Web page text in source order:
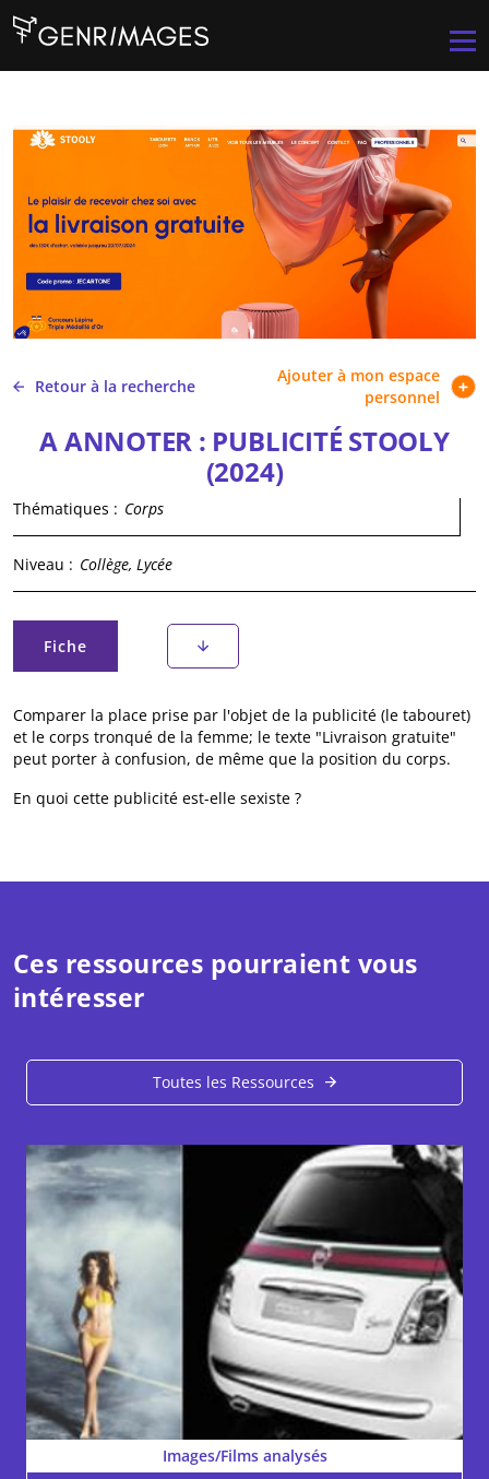
Retour à la recherche
Ajouter à mon espace
personnel
A ANNOTER : PUBLICITÉ STOOLY
(2024)
Thématiques : Corps
Niveau : Collège, Lycée
Onglets principaux
Fiche
(onglet actif)
Comparer la place prise par l'objet de la publicité (le tabouret)
et le corps tronqué de la femme; le texte "Livraison gratuite"
peut porter à confusion, de même que la position du corps.
En quoi cette publicité est-elle sexiste ?
Ces ressources pourraient vous
intéresser
Toutes les Ressources
Images/Films analysés